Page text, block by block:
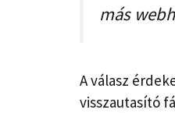
más
A válasz
visszautasító